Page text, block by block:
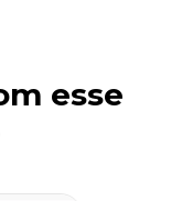
esse